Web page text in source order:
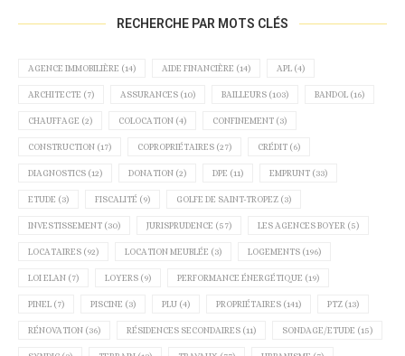
RECHERCHE PAR MOTS CLÉS
AGENCE IMMOBILIÈRE (14) AIDE FINANCIÈRE (14) APL (4)
ARCHITECTE (7) ASSURANCES (10) BAILLEURS (103) BANDOL (16)
CHAUFFAGE (2) COLOCATION (4) CONFINEMENT (3)
CONSTRUCTION (17) COPROPRIÉTAIRES (27) CRÉDIT (6)
DIAGNOSTICS (12) DONATION (2) DPE (11) EMPRUNT (33)
ETUDE (3) FISCALITÉ (9) GOLFE DE SAINT-TROPEZ (3)
INVESTISSEMENT (30) JURISPRUDENCE (57) LES AGENCES BOYER (5)
LOCATAIRES (92) LOCATION MEUBLÉE (3) LOGEMENTS (196)
LOI ELAN (7) LOYERS (9) PERFORMANCE ÉNERGÉTIQUE (19)
PINEL (7) PISCINE (3) PLU (4) PROPRIÉTAIRES (141) PTZ (13)
RÉNOVATION (36) RÉSIDENCES SECONDAIRES (11) SONDAGE/ETUDE (15)